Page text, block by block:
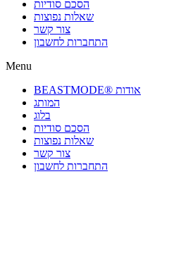
הסכם סודיות
שאלות נפוצות
צור קשר
התחברות לחשבון
Menu
BEASTMODE® אודות
המותג
בלוג
הסכם סודיות
שאלות נפוצות
צור קשר
התחברות לחשבון